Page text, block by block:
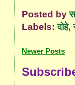
Posted by
Labels:दोहे,
Newer Posts